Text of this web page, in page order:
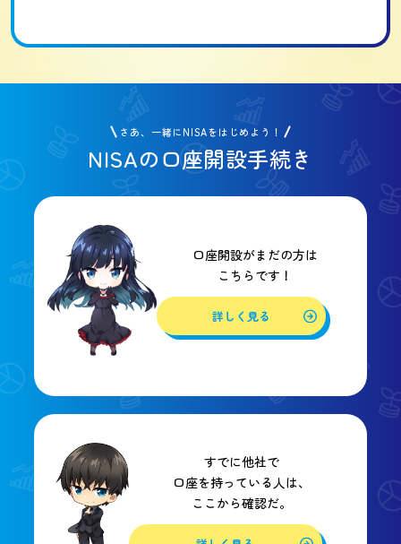
さあ、一緒にNISAをはじめよう！
NISAの口座開設手続き
口座開設がまだの方は
こちらです！
詳しく見る
すでに他社で
口座を持っている人は、
ここから確認だ。